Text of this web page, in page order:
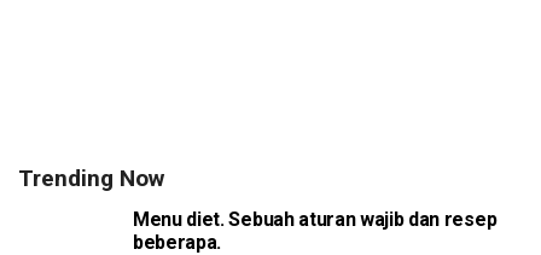
Trending Now
Menu diet. Sebuah aturan wajib dan resep
beberapa.